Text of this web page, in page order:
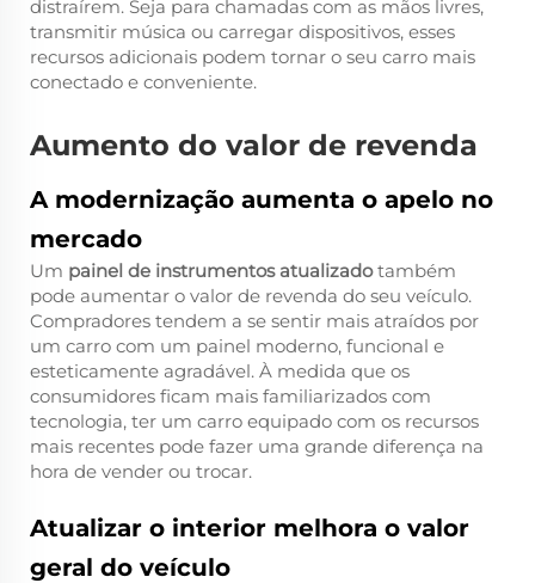
distraírem. Seja para chamadas com as mãos livres,
transmitir música ou carregar dispositivos, esses
recursos adicionais podem tornar o seu carro mais
conectado e conveniente.
Aumento do valor de revenda
A modernização aumenta o apelo no
mercado
Um painel de instrumentos atualizadotambém
pode aumentar o valor de revenda do seu veículo.
Compradores tendem a se sentir mais atraídos por
um carro com um painel moderno, funcional e
esteticamente agradável. À medida que os
consumidores ficam mais familiarizados com
tecnologia, ter um carro equipado com os recursos
mais recentes pode fazer uma grande diferença na
hora de vender ou trocar.
Atualizar o interior melhora o valor
geral do veículo